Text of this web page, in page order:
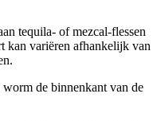
tequila- of mezcal-flessen
kan variëren afhankelijk van
de binnenkant van de